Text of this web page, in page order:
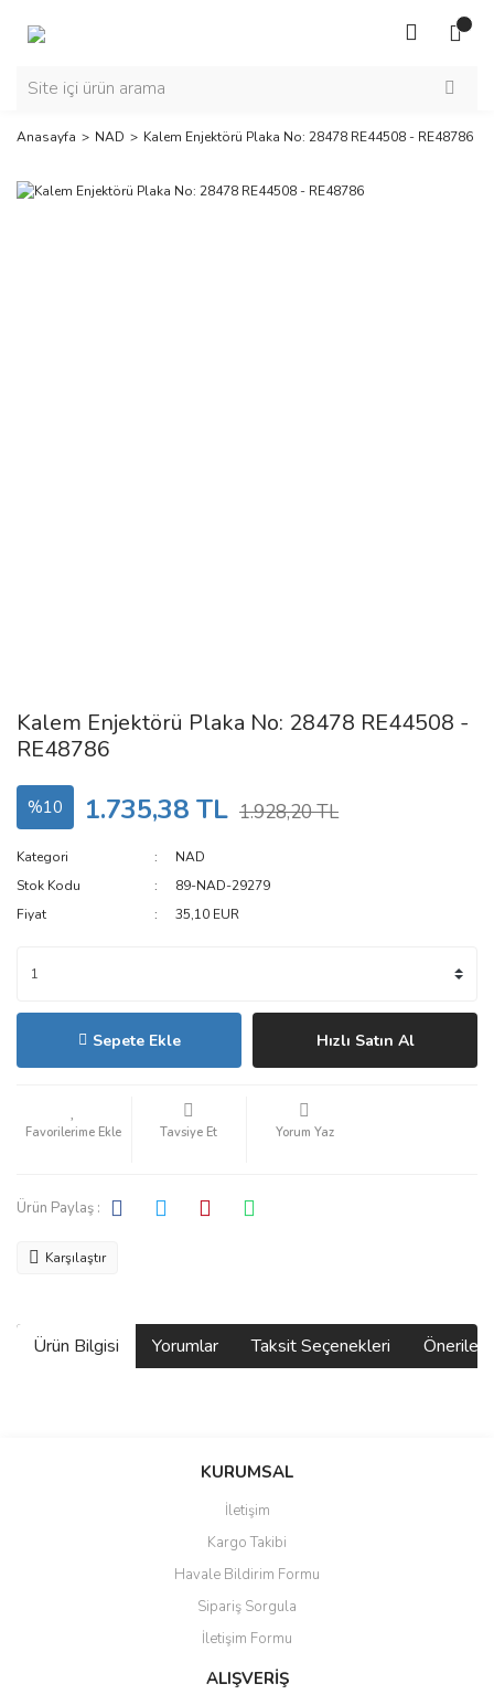
Anasayfa NAD Kalem Enjektörü Plaka No: 28478 RE44508 - RE48786
Kalem Enjektörü Plaka No: 28478 RE44508 -
RE48786
%10 1.735,38 TL 1.928,20 TL
Kategori
NAD
Stok Kodu
89-NAD-29279
Fiyat
35,10 EUR
Sepete Ekle Hızlı Satın Al
Tavsiye Et Yorum Yaz
Ürün Paylaş :
Karşılaştır
Ürün Bilgisi Yorumlar Taksit Seçenekleri
Bu ürüne ilk yorumu siz yapın!
Ürün resmi kalitesiz, bozuk veya görüntülenemiyor.
Ürün açıklamasında eksik bilgiler bulunuyor.
Ürün bilgilerinde hatalar bulunuyor.
Ürün fiyatı diğer sitelerden daha pahalı.
Bu ürüne benzer farklı alternatifler olmalı.
KURUMSAL
İletişim
Kargo Takibi
Havale Bildirim Formu
Sipariş Sorgula
İletişim Formu
ALIŞVERİŞ